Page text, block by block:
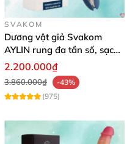
SVAKOM
Dương vật giả Svakom
AYLIN rung đa tần số, sạc
pin chống nước
2.200.000₫
3.860.000₫
-43%
(975)